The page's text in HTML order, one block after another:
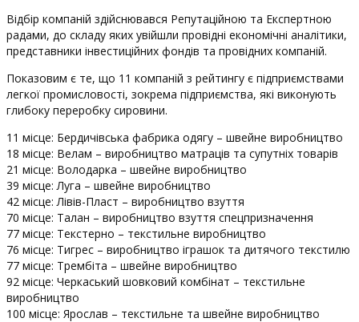
Відбір компаній здійснювався Репутаційною та Експертною
радами, до складу яких увійшли провідні економічні аналітики,
представники інвестиційних фондів та провідних компаній.
Показовим є те, що 11 компаній з рейтингу є підприємствами
легкої промисловості, зокрема підприємства, які виконують
глибоку переробку сировини.
11 місце: Бердичівська фабрика одягу – швейне виробництво
18 місце: Велам – виробництво матраців та супутніх товарів
21 місце: Володарка – швейне виробництво
39 місце: Луга – швейне виробництво
42 місце: Лівів-Пласт – виробництво взуття
70 місце: Талан – виробництво взуття спецпризначення
77 місце: Текстерно – текстильне виробництво
76 місце: Тигрес – виробництво іграшок та дитячого текстилю
77 місце: Трембіта – швейне виробництво
92 місце: Черкаський шовковий комбінат – текстильне
виробництво
100 місце: Ярослав – текстильне та швейне виробництво